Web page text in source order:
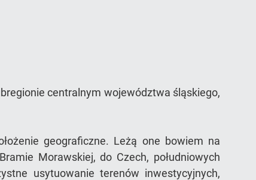
centralnym województwa śląskiego,
geograficzne. Leżą one bowiem na
Morawskiej, do Czech, południowych
usytuowanie terenów inwestycyjnych,